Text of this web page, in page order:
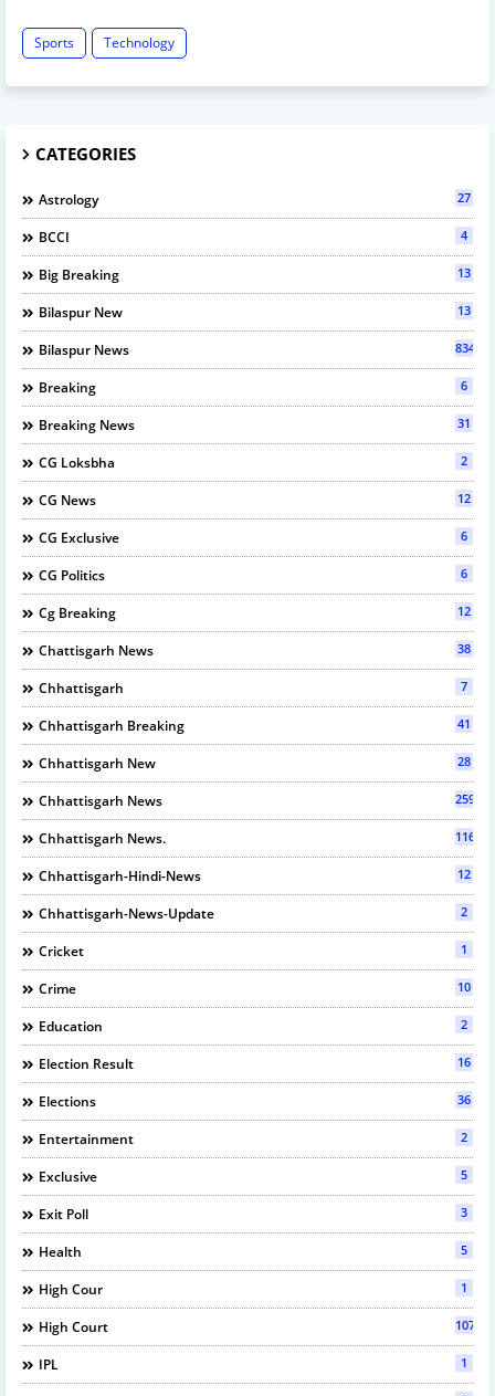
Sports Technology
CATEGORIES
Astrology 27
BCCI 4
Big Breaking 13
Bilaspur New 13
Bilaspur News 834
Breaking 6
Breaking News 31
CG Loksbha 2
CG News 12
CG Exclusive 6
CG Politics 6
Cg Breaking 12
Chattisgarh News 38
Chhattisgarh 7
Chhattisgarh Breaking 41
Chhattisgarh New 28
Chhattisgarh News 2595
Chhattisgarh News. 116
Chhattisgarh-Hindi-News 12
Chhattisgarh-News-Update 2
Cricket 1
Crime 10
Education 2
Election Result 16
Elections 36
Entertainment 2
Exclusive 5
Exit Poll 3
Health 5
High Cour 1
High Court 107
IPL 1